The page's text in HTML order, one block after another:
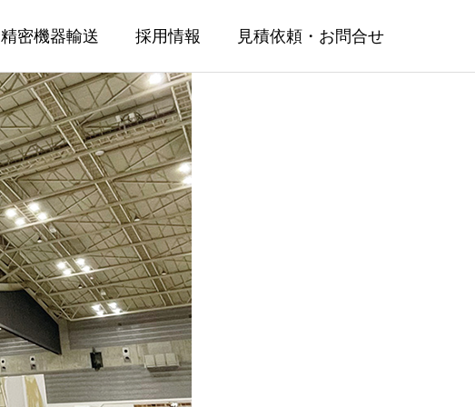
精密機器輸送 採用情報 見積依頼・お問合せ